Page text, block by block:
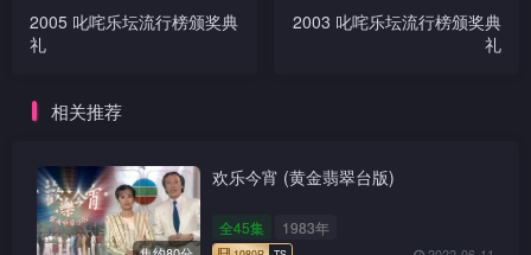
2005 叱咤乐坛流行榜颁奖典
礼
2003 叱咤乐坛流行榜颁奖典
礼
相关推荐
欢乐今宵 (黄金翡翠台版)
全45集 1983年